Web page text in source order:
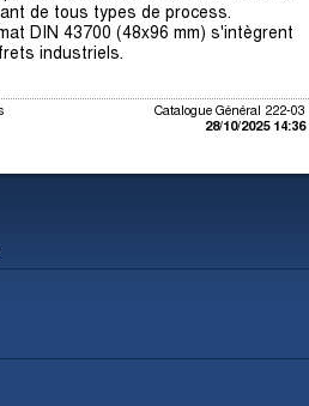
de tous types de process.
DIN 43700 (48x96 mm) s'intègrent
industriels.
Catalogue Général 222-03
28/10/2025 14:36